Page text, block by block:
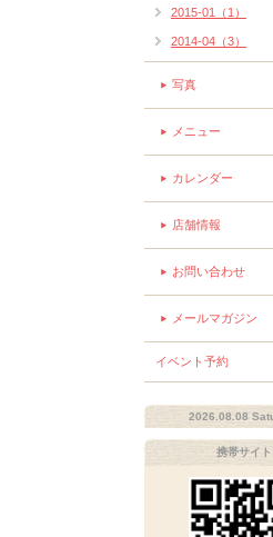
2015-01（1）
2014-04（3）
写真
メニュー
カレンダー
店舗情報
お問い合わせ
メールマガジン
イベント予約
2026.08.08
携帯サイト